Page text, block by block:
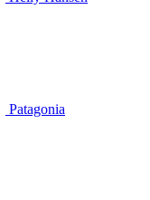
Patagonia